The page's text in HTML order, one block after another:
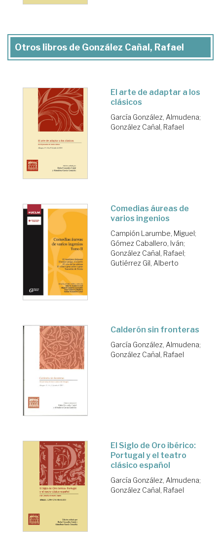
Otros libros de González Cañal, Rafael
El arte de adaptar a los
clásicos
García González, Almudena;
González Cañal, Rafael
Comedias áureas de
varios ingenios
Campión Larumbe, Miguel;
Gómez Caballero, Iván;
González Cañal, Rafael;
Gutiérrez Gil, Alberto
Calderón sin fronteras
García González, Almudena;
González Cañal, Rafael
El Siglo de Oro ibérico:
Portugal y el teatro
clásico español
García González, Almudena;
González Cañal, Rafael